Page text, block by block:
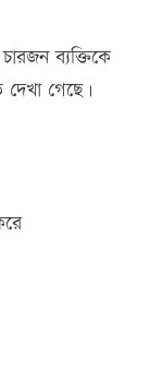
ব্যক্তিকে
দেখা গেছে।